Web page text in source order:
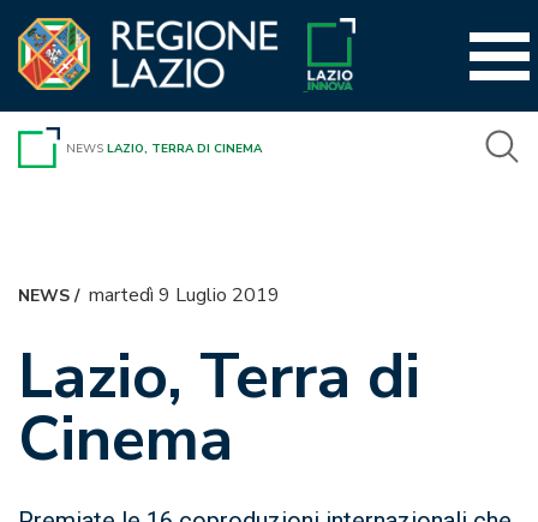
contenuto
NEWS LAZIO, TERRA DI CINEMA
NEWS/ martedì 9 Luglio 2019
Lazio, Terra di
Cinema